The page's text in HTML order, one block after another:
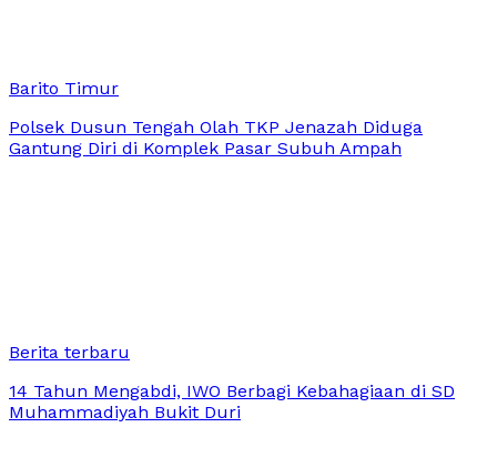
Barito Timur
Polsek Dusun Tengah Olah TKP Jenazah Diduga
Gantung Diri di Komplek Pasar Subuh Ampah
Berita terbaru
14 Tahun Mengabdi, IWO Berbagi Kebahagiaan di SD
Muhammadiyah Bukit Duri